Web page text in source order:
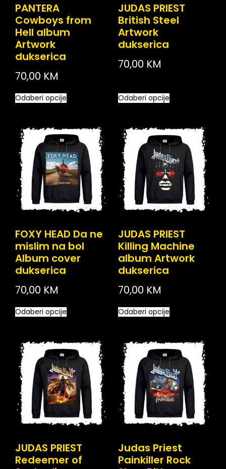
PANTERA
Cowboys from
Hell album
Artwork
dukserica
70,00 KM
Odaberi opcije
JUDAS PRIEST
British Steel
Artwork
dukserica
70,00 KM
Odaberi opcije
FOXY HEAD Da ne
mislim na bol
Album cover
dukserica
70,00 KM
Odaberi opcije
JUDAS PRIEST
Killing Machine
album Artwork
dukserica
70,00 KM
Odaberi opcije
JUDAS PRIEST
Redeemer of
Judas Priest
Painkiller Rock